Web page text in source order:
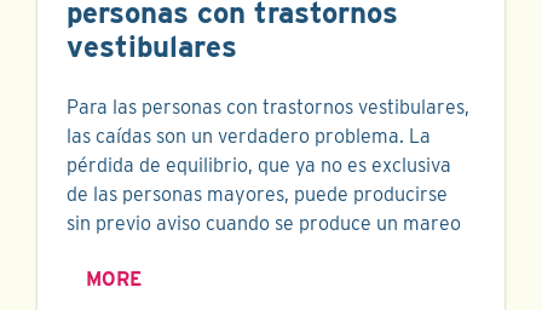
personas con trastornos
vestibulares
Para las personas con trastornos vestibulares,
las caídas son un verdadero problema. La
pérdida de equilibrio, que ya no es exclusiva
de las personas mayores, puede producirse
sin previo aviso cuando se produce un mareo
MORE